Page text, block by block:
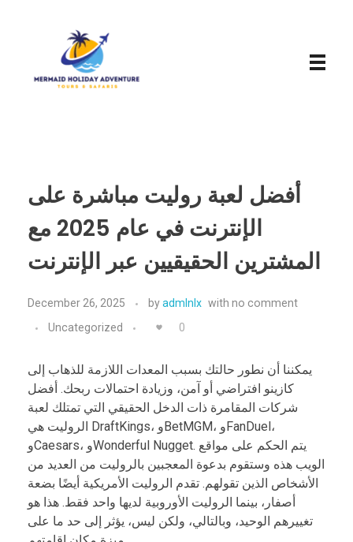
أفضل لعبة روليت مباشرة على
الإنترنت في عام 2025 مع
المشترين الحقيقيين عبر الإنترنت
December 26, 2025 byadmlnlx with no comment
Uncategorized
0
يمكننا أن نطور حالتك بسبب المعدات اللازمة للذهاب إلى
كازينو افتراضي أو آمن، وزيادة احتمالات ربحك. أفضل
شركات المقامرة ذات الدخل الحقيقي التي تمتلك لعبة
الروليت هي DraftKings، وBetMGM، وFanDuel،
وCaesars، وWonderful Nugget. يتم الحكم على مواقع
الويب هذه وستقوم بدعوة المعجبين بالروليت من العديد من
الأشخاص الذين تقولهم. تقدم الروليت الأمريكية أيضًا بضعة
أصفار، بينما الروليت الأوروبية لديها واحد فقط. هذا هو
تغييرهم الوحيد، وبالتالي، ولكن ليس، يؤثر إلى حد ما على